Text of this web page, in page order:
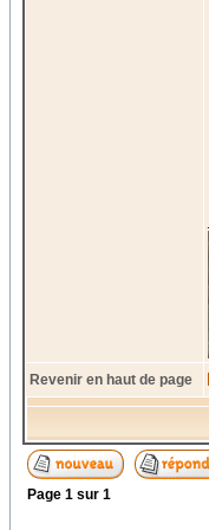
Revenir en haut de page
Page 1 sur 1